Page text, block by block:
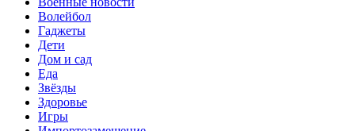
Волейбол
Гаджеты
Дети
Дом и сад
Еда
Звёзды
Здоровье
Игры